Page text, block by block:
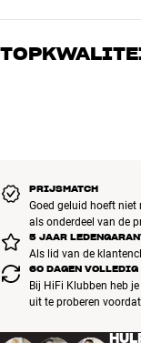
Onze medewerkers zijn
muziek als home
PRIJSMATCH
Goed geluid hoeft niet
als onderdeel van de
5 JAAR
Als lid van de
60 DAGEN VOLLEDIG
Bij HiFi Klubben heb
uit te proberen